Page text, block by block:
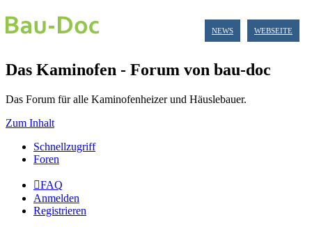
WEBSEITE
NEWS
Das Kaminofen - Forum von bau-doc
Das Forum für alle Kaminofenheizer und Häuslebauer.
Zum Inhalt
Schnellzugriff
Foren
FAQ
Anmelden
Registrieren